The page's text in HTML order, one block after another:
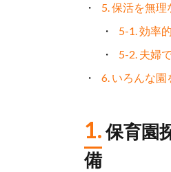
5. 保活を無
5-1. 効率
5-2. 夫婦
6. いろんな
1.保育園
備